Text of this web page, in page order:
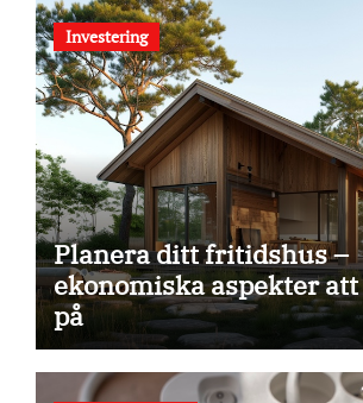
Investering
Planera ditt fritidshus –
ekonomiska aspekter
på